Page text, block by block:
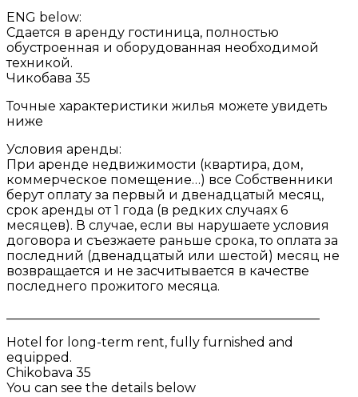
ENG below:
Сдается в аренду гостиница, полностью
обустроенная и оборудованная необходимой
техникой.
Чикобава 35
Точные характеристики жилья можете увидеть
ниже
Условия аренды:
При аренде недвижимости (квартира, дом,
коммерческое помещение…) все Собственники
берут оплату за первый и двенадцатый месяц,
срок аренды от 1 года (в редких случаях 6
месяцев). В случае, если вы нарушаете условия
договора и съезжаете раньше срока, то оплата за
последний (двенадцатый или шестой) месяц не
возвращается и не засчитывается в качестве
последнего прожитого месяца.
Hotel for long-term rent, fully furnished and
equipped.
Chikobava 35
You can see the details below